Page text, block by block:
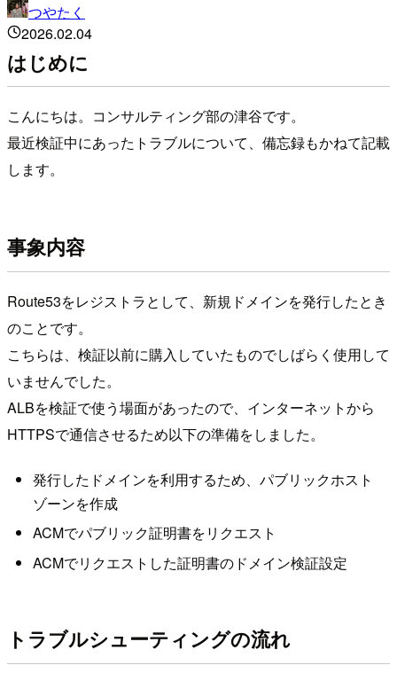
つやたく
2026.02.04
はじめに
こんにちは。コンサルティング部の津谷です。
最近検証中にあったトラブルについて、備忘録もかねて記載
します。
事象内容
Route53をレジストラとして、新規ドメインを発行したとき
のことです。
こちらは、検証以前に購入していたものでしばらく使用して
いませんでした。
ALBを検証で使う場面があったので、インターネットから
HTTPSで通信させるため以下の準備をしました。
発行したドメインを利用するため、パブリックホスト
ゾーンを作成
ACMでパブリック証明書をリクエスト
ACMでリクエストした証明書のドメイン検証設定
トラブルシューティングの流れ